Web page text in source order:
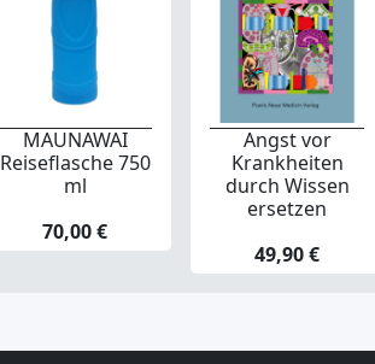
MAUNAWAI
Reiseflasche 750
ml
70,00 €
Angst vor
Krankheiten
durch Wissen
ersetzen
49,90 €